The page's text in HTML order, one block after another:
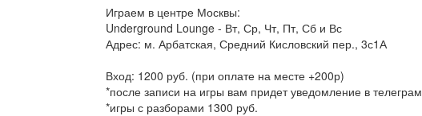
Играем в центре Москвы:
Underground Lounge - Вт, Ср, Чт, Пт, Сб и Вс
Адрес: м. Арбатская, Средний Кисловский пер., 3с1А
Вход: 1200 руб. (при оплате на месте +200р)
*после записи на игры вам придет уведомление в телеграм
*игры с разборами 1300 руб.